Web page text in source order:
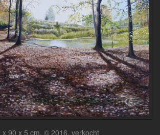
x 90 x 5 cm, © 2016, verkocht